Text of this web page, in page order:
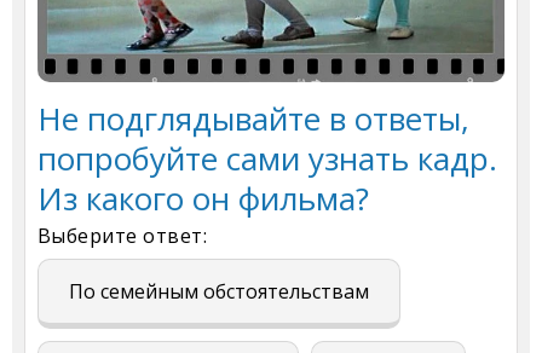
Не подглядывайте в ответы,
попробуйте сами узнать кадр.
Из какого он фильма?
Выберите ответ:
По семейным обстоятельствам